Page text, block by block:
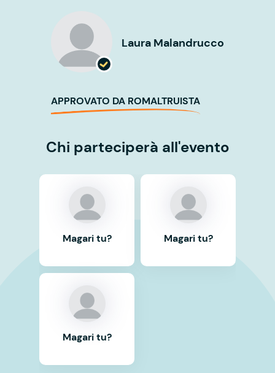
Laura Malandrucco
APPROVATO DA ROMALTRUISTA
Chi parteciperà all'evento
Magari tu?
Magari tu?
Magari tu?